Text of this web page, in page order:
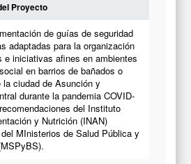
Proyecto
de guías de seguridad
adaptadas para la organización
e iniciativas afines en ambientes
en barrios de bañados o
ciudad de Asunción y
durante la pandemia COVID-
del Instituto
y Nutrición (INAN)
MInisterios de Salud Pública y